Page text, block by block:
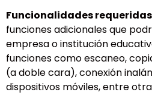
Funcionalidades
funciones adicionales que
empresa o institución
funciones como escaneo,
(a doble cara), conexión
dispositivos móviles, entre